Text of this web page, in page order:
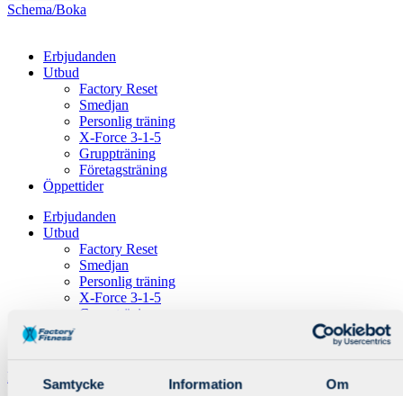
Samtycke Information Om
Schema/Boka
Erbjudanden
Utbud
Factory Reset
Smedjan
Personlig träning
X-Force 3-1-5
Gruppträning
Företagsträning
Öppettider
Erbjudanden
Utbud
Factory Reset
Smedjan
Personlig träning
X-Force 3-1-5
Gruppträning
Öppettider
Bli medlem
Schema/Boka